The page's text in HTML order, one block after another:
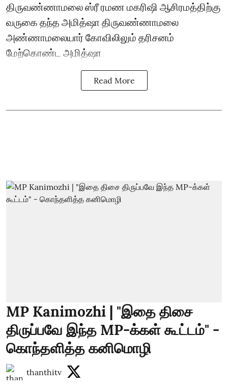
திருவண்ணாமலை ஸ்ரீ ரமண மகரிஷி ஆசிரமத்திற்கு
வருகை தந்த அமித்ஷா திருவண்ணாமலை
அண்ணாமலையார் கோவிலிலும் தரிசனம்
மேற்கொண்ட அமித்ஷா
Read More
MP Kanimozhi | "இதை திசை
திருப்பவே இந்த MP-க்கள் கூட்டம்" -
கொந்தளித்த கனிமொழி
thanthitv